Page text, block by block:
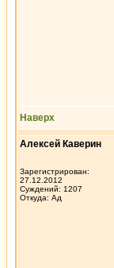
Наверх
Алексей Каверин
Зарегистрирован:
27.12.2012
Суждений: 1207
Откуда: Ад